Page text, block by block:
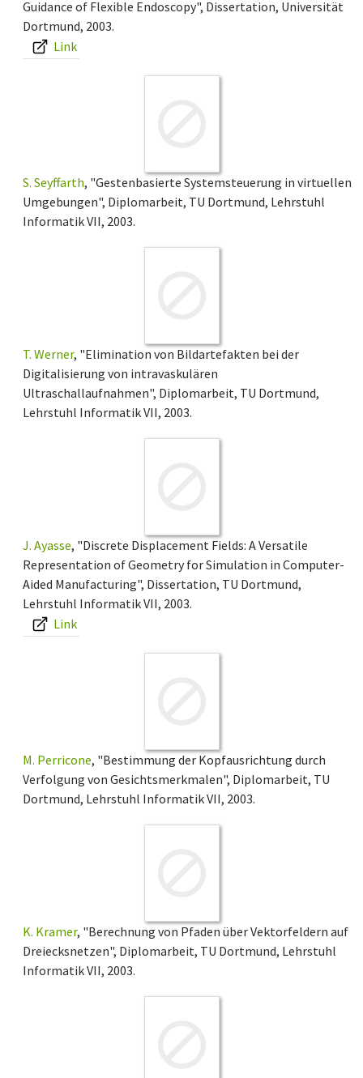
Guidance of Flexible Endoscopy", Dissertation, Universität
Dortmund, 2003.
Link
S. Seyffarth, "Gestenbasierte Systemsteuerung in virtuellen
Umgebungen", Diplomarbeit, TU Dortmund, Lehrstuhl
Informatik VII, 2003.
T. Werner, "Elimination von Bildartefakten bei der
Digitalisierung von intravaskulären
Ultraschallaufnahmen", Diplomarbeit, TU Dortmund,
Lehrstuhl Informatik VII, 2003.
J. Ayasse, "Discrete Displacement Fields: A Versatile
Representation of Geometry for Simulation in Computer-
Aided Manufacturing", Dissertation, TU Dortmund,
Lehrstuhl Informatik VII, 2003.
Link
M. Perricone, "Bestimmung der Kopfausrichtung durch
Verfolgung von Gesichtsmerkmalen", Diplomarbeit, TU
Dortmund, Lehrstuhl Informatik VII, 2003.
K. Kramer, "Berechnung von Pfaden über Vektorfeldern auf
Dreiecksnetzen", Diplomarbeit, TU Dortmund, Lehrstuhl
Informatik VII, 2003.